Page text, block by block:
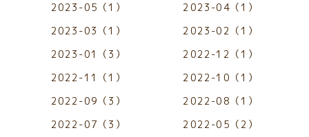
2023-05（1）
2023-04（1）
2023-03（1）
2023-02（1）
2023-01（3）
2022-12（1）
2022-11（1）
2022-10（1）
2022-09（3）
2022-08（1）
2022-07（3）
2022-05（2）